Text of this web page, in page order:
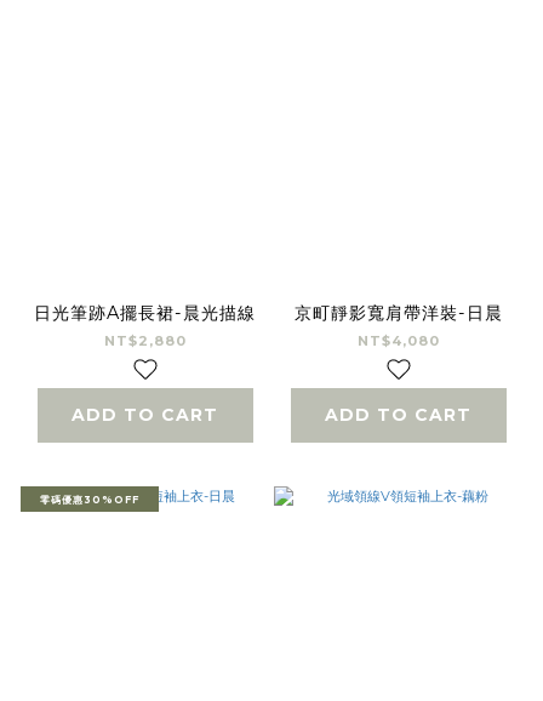
日光筆跡A擺長裙-晨光描線
NT$2,880
ADD TO CART
京町靜影寬肩帶洋裝-日晨
NT$4,080
ADD TO CART
零碼優惠30%OFF